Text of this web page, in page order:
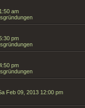
am
pm
pm
Feb 09, 2013 12:00 pm